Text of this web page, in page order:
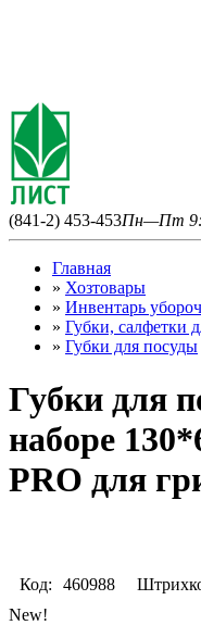
(841-2) 453-453Пн—Пт
Главная
» Хозтовары
» Инвентарь
» Губки, салфетки
» Губки для посуды
Губки для
наборе
PRO для
Код: 460988
New!